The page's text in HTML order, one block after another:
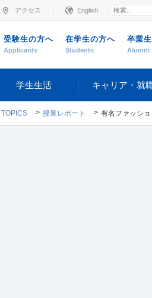
アクセス English
受験生の方へ
Applicants
在学生の方へ
Students
卒業
Alumni
学生生活 キャリア・就
TOPICS 授業レポート 有名ファッションブランド企業の講演が聞